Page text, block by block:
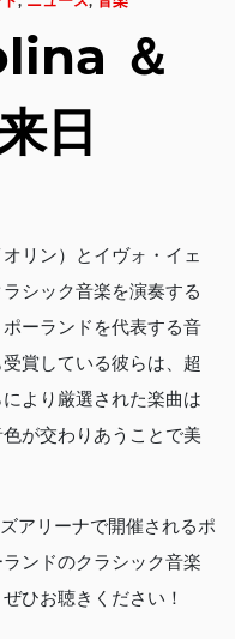
＆
日
リン）とイヴォ・イェ
シック音楽を演奏する
ーランドを代表する音
賞している彼らは、超
より厳選された楽曲は
が交わりあうことで美
アリーナで開催されるポ
ンドのクラシック音楽
ひお聴きください！